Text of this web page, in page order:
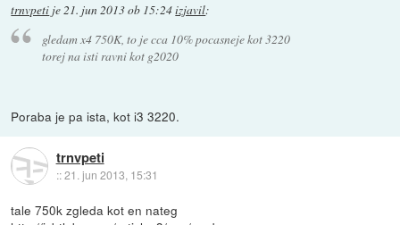
trnvpeti je21. jun 2013 ob 15:24izjavil:
gledam x4 750K, to je cca 10% pocasneje kot 3220
torej na isti ravni kot g2020
Poraba je pa ista, kot i3 3220.
trnvpeti
::21. jun 2013, 15:31
tale 750k zgleda kot en nateg